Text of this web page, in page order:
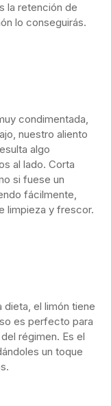
la retención de
lo conseguirás.
condimentada,
nuestro aliento
algo
al lado. Corta
si fuese un
fácilmente,
limpieza y frescor.
el limón tiene
es perfecto para
régimen. Es el
un toque